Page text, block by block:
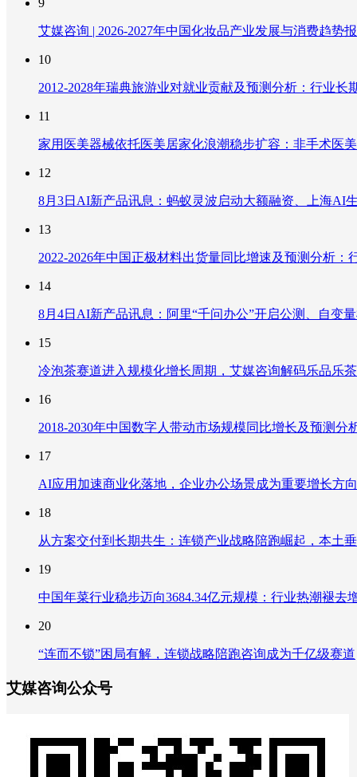
9
艾媒咨询 | 2026-2027年中国化妆品产业发展与消费趋势
10
2012-2028年瑞典旅游业对就业贡献及预测分析：行业
11
家用医美器械依托医美居家化浪潮稳步扩容：非手术医
12
8月3日AI新产品讯息：蚂蚁灵波启动大额融资、上海AI
13
2022-2026年中国正极材料出货量同比增速及预测分析
14
8月4日AI新产品讯息：阿里“千问办公”开启公测、自变
15
冷泡茶赛道进入规模化增长周期，艾媒咨询解码乐品乐
16
2018-2030年中国数字人带动市场规模同比增长及预测
17
AI应用加速商业化落地，企业办公场景成为重要增长方向
18
从方案交付到长期共生：连锁产业战略陪跑崛起，本土
19
中国年菜行业稳步迈向3684.34亿元规模：行业热潮褪
20
“连而不锁”困局有解，连锁战略陪跑咨询成为千亿级赛道
艾媒咨询公众号